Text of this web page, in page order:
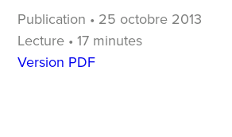
Publication • 25 octobre 2013
Lecture • 17 minutes
Version PDF